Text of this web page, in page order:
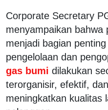
Corporate Secretary
menyampaikan bahwa
menjadi bagian
pengelolaan dan
gas bumi dilakukan
terorganisir, efektif,
meningkatkan kualitas